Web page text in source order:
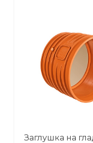
Заглушка на